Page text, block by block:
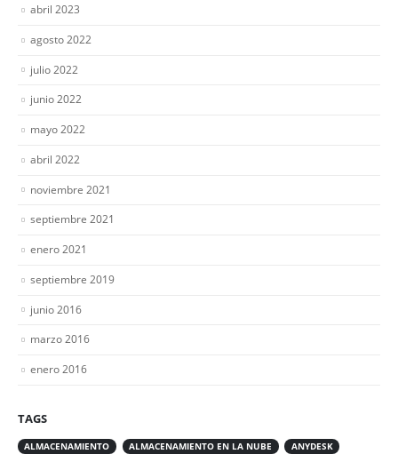
abril 2023
agosto 2022
julio 2022
junio 2022
mayo 2022
abril 2022
noviembre 2021
septiembre 2021
enero 2021
septiembre 2019
junio 2016
marzo 2016
enero 2016
TAGS
ALMACENAMIENTO ALMACENAMIENTO EN LA NUBE
ANYDESK